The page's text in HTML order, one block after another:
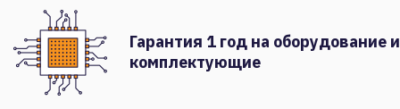
Гарантия 1 год на оборудование и
комплектующие